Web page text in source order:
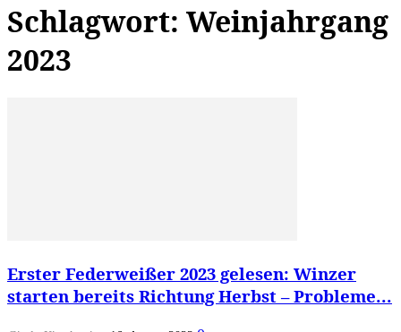
Schlagwort: Weinjahrgang
2023
Erster Federweißer 2023 gelesen: Winzer
starten bereits Richtung Herbst – Probleme...